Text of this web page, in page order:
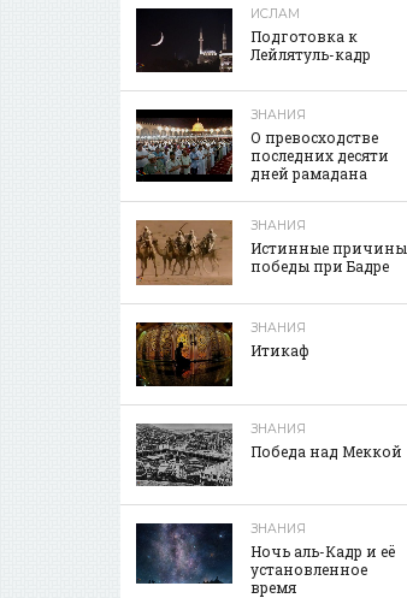
ИСЛАМ
Подготовка к
Лейлятуль-кадр
ЗНАНИЯ
О превосходстве
последних десяти
дней рамадана
ЗНАНИЯ
Истинные причины
победы при Бадре
ЗНАНИЯ
Итикаф
ЗНАНИЯ
Победа над Меккой
ЗНАНИЯ
Ночь аль-Кадр и её
установленное
время